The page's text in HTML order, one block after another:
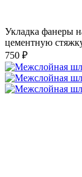
Укладка фанеры
цементную
750 ₽